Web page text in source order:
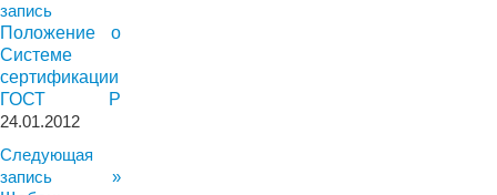
запись
Положение о
Системе
сертификации
ГОСТ Р
24.01.2012
Следующая
запись »